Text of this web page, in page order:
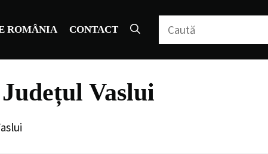
ROMÂNIA CONTACT Caută
Vaslui